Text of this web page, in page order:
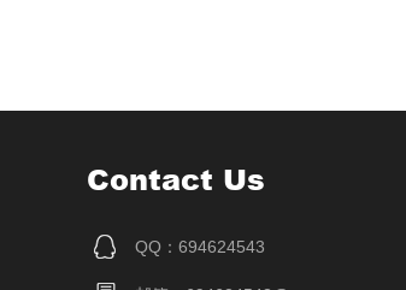
Contact Us
QQ：694624543